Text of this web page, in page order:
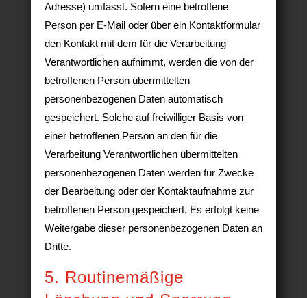
Adresse) umfasst. Sofern eine betroffene
Person per E-Mail oder über ein Kontaktformular
den Kontakt mit dem für die Verarbeitung
Verantwortlichen aufnimmt, werden die von der
betroffenen Person übermittelten
personenbezogenen Daten automatisch
gespeichert. Solche auf freiwilliger Basis von
einer betroffenen Person an den für die
Verarbeitung Verantwortlichen übermittelten
personenbezogenen Daten werden für Zwecke
der Bearbeitung oder der Kontaktaufnahme zur
betroffenen Person gespeichert. Es erfolgt keine
Weitergabe dieser personenbezogenen Daten an
Dritte.
5. Routinemäßige